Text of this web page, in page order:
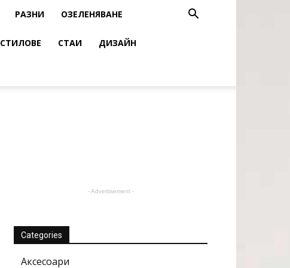
РАЗНИ ОЗЕЛЕНЯВАНЕ
СТИЛОВЕ СТАИ ДИЗАЙН
- Advertisement -
Categories
Аксесоари